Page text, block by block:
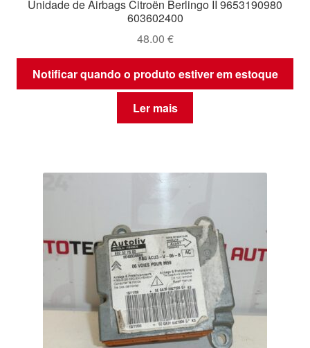
Unidade de Airbags Citroën Berlingo II 9653190980
603602400
48.00 €
Notificar quando o produto estiver em estoque
Ler mais